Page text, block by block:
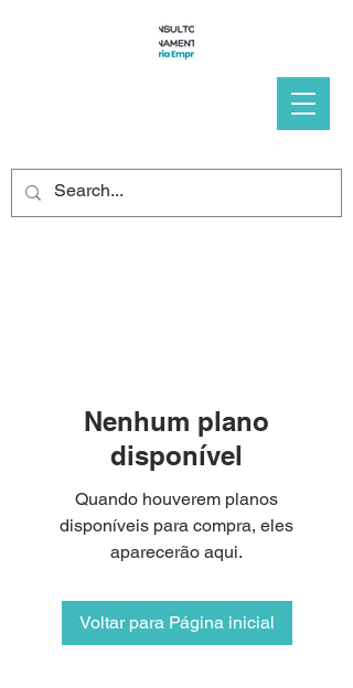
Nenhum plano
disponível
Quando houverem planos
disponíveis para compra, eles
aparecerão aqui.
Voltar para Página inicial